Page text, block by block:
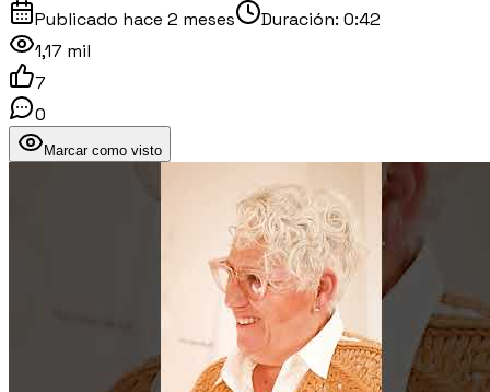
Publicado hace 2 meses Duración: 0:42
1,17 mil
7
0
Marcar como visto